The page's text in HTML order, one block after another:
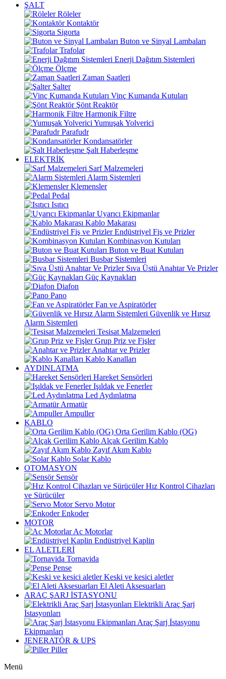
ŞALT
Röleler
Kontaktör
Sigorta
Buton ve Sinyal Lambaları
Trafolar
Enerji Dağıtım Sistemleri
Ölçme
Zaman Saatleri
Şalter
Vinç Kumanda Kutuları
Şönt Reaktör
Harmonik Filtre
Yumuşak Yolverici
Parafudr
Kondansatörler
Şalt Haberleşme
ELEKTRİK
Sarf Malzemeleri
Alarm Sistemleri
Klemensler
Pedal
Isıtıcı
Uyarıcı Ekipmanlar
Kablo Makarası
Endüstriyel Fiş ve Prizler
Kombinasyon Kutuları
Buton ve Buat Kutuları
Busbar Sistemleri
Sıva Üstü Anahtar Ve Prizler
Güç Kaynakları
Diafon
Pano
Fan ve Aspiratörler
Güvenlik ve Hırsız
Alarm Sistemleri
Tesisat Malzemeleri
Grup Priz ve Fişler
Anahtar ve Prizler
Kablo Kanalları
AYDINLATMA
Hareket Sensörleri
Işıldak ve Fenerler
Led Aydınlatma
Armatür
Ampuller
KABLO
Orta Gerilim Kablo (OG)
Alçak Gerilim Kablo
Zayıf Akım Kablo
Solar Kablo
OTOMASYON
Sensör
Hız Kontrol Cihazları
ve Sürücüler
Servo Motor
Enkoder
MOTOR
Ac Motorlar
Endüstriyel Kaplin
EL ALETLERİ
Tornavida
Pense
Keski ve kesici aletler
El Aleti Aksesuarları
ARAÇ ŞARJ İSTASYONU
Elektrikli Araç Şarj
İstasyonları
Araç Şarj İstasyonu
Ekipmanları
JENERATÖR & UPS
Piller
Menü